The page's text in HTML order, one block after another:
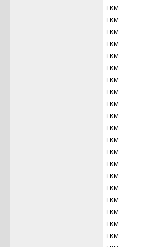
LKM
LKM
LKM
LKM
LKM
LKM
LKM
LKM
LKM
LKM
LKM
LKM
LKM
LKM
LKM
LKM
LKM
LKM
LKM
LKM